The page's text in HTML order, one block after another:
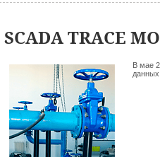
SCADA TRACE
В мае